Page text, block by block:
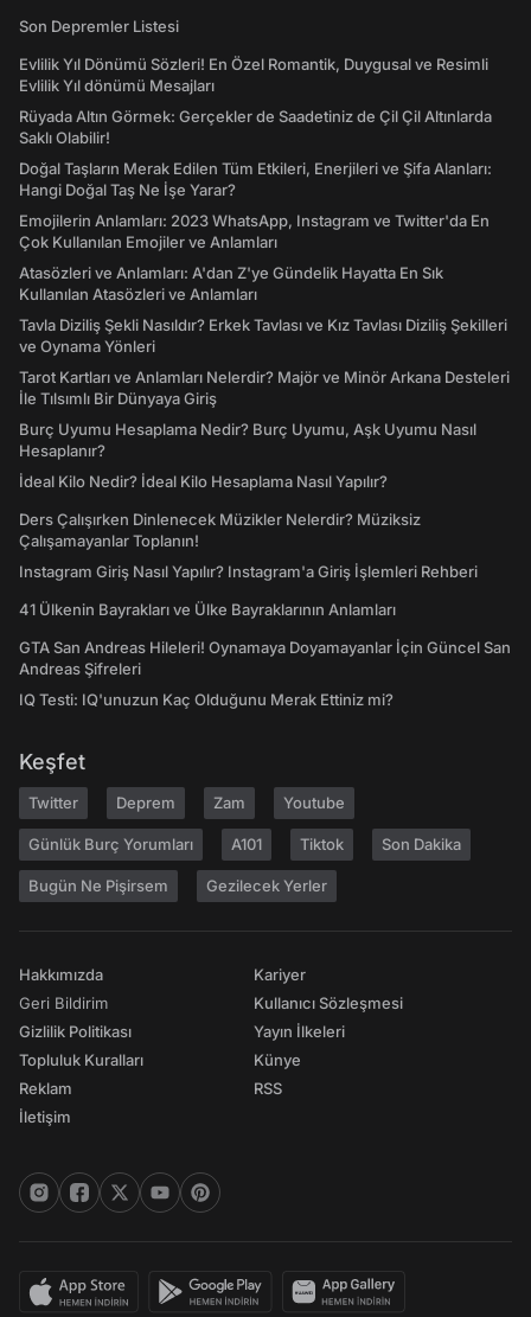
Son Depremler Listesi
Evlilik Yıl Dönümü Sözleri! En Özel Romantik, Duygusal ve Resimli
Evlilik Yıl dönümü Mesajları
Rüyada Altın Görmek: Gerçekler de Saadetiniz de Çil Çil Altınlarda
Saklı Olabilir!
Doğal Taşların Merak Edilen Tüm Etkileri, Enerjileri ve Şifa Alanları:
Hangi Doğal Taş Ne İşe Yarar?
Emojilerin Anlamları: 2023 WhatsApp, Instagram ve Twitter'da En
Çok Kullanılan Emojiler ve Anlamları
Atasözleri ve Anlamları: A'dan Z'ye Gündelik Hayatta En Sık
Kullanılan Atasözleri ve Anlamları
Tavla Diziliş Şekli Nasıldır? Erkek Tavlası ve Kız Tavlası Diziliş Şekilleri
ve Oynama Yönleri
Tarot Kartları ve Anlamları Nelerdir? Majör ve Minör Arkana Desteleri
İle Tılsımlı Bir Dünyaya Giriş
Burç Uyumu Hesaplama Nedir? Burç Uyumu, Aşk Uyumu Nasıl
Hesaplanır?
İdeal Kilo Nedir? İdeal Kilo Hesaplama Nasıl Yapılır?
Ders Çalışırken Dinlenecek Müzikler Nelerdir? Müziksiz
Çalışamayanlar Toplanın!
Instagram Giriş Nasıl Yapılır? Instagram'a Giriş İşlemleri Rehberi
41 Ülkenin Bayrakları ve Ülke Bayraklarının Anlamları
GTA San Andreas Hileleri! Oynamaya Doyamayanlar İçin Güncel San
Andreas Şifreleri
IQ Testi: IQ'unuzun Kaç Olduğunu Merak Ettiniz mi?
Keşfet
Twitter Deprem Zam Youtube
Günlük Burç Yorumları A101 Tiktok Son Dakika
Bugün Ne Pişirsem Gezilecek Yerler
Hakkımızda
Geri Bildirim
Gizlilik Politikası
Topluluk Kuralları
Reklam
İletişim
Kariyer
Kullanıcı Sözleşmesi
Yayın İlkeleri
Künye
RSS